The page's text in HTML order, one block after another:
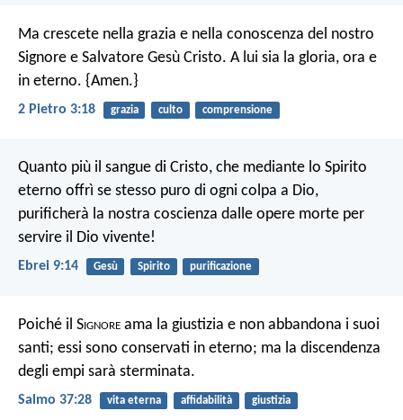
Ma crescete nella grazia e nella conoscenza del nostro
Signore e Salvatore Gesù Cristo. A lui sia la gloria, ora e
in eterno. {Amen.}
2 Pietro 3:18 grazia culto comprensione
Quanto più il sangue di Cristo, che mediante lo Spirito
eterno offrì se stesso puro di ogni colpa a Dio,
purificherà la nostra coscienza dalle opere morte per
servire il Dio vivente!
Ebrei 9:14 Gesù Spirito purificazione
Poiché il Signore ama la giustizia e non abbandona i suoi
santi; essi sono conservati in eterno; ma la discendenza
degli empi sarà sterminata.
Salmo 37:28 vita eterna affidabilità giustizia